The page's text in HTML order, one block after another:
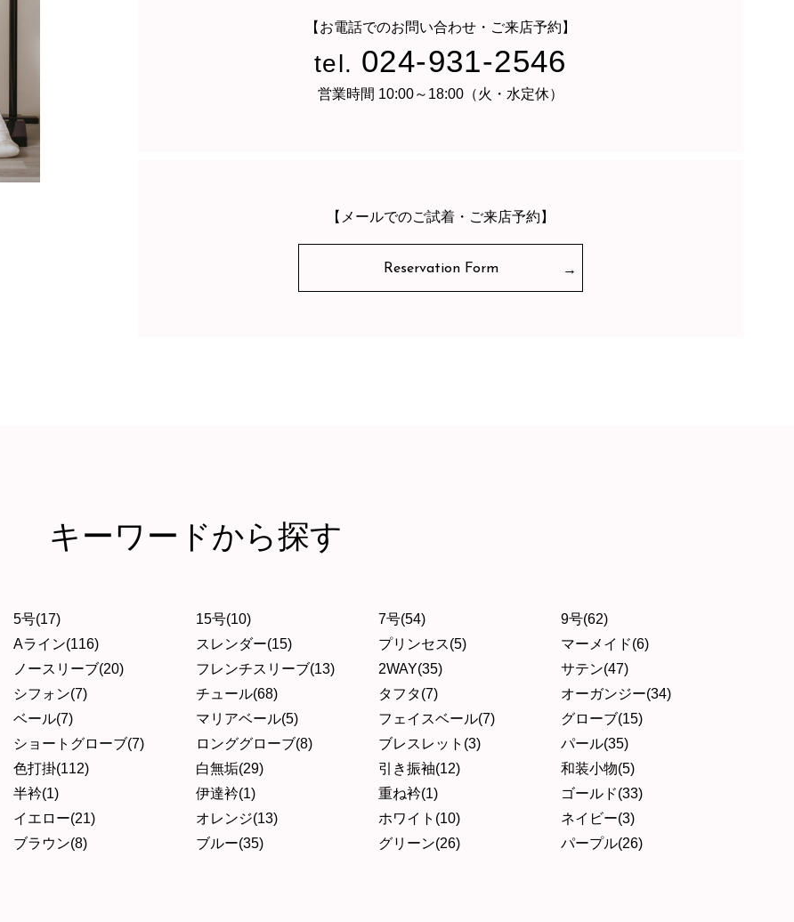
【お電話でのお問い合わせ・ご来店予約】
tel. 024-931-2546
営業時間 10:00～18:00（火・水定休）
【メールでのご試着・ご来店予約】
Reservation Form
キーワードから探す
5号(17) 15号(10) 7号(54)
9号(62)
Aライン(116) スレンダー(15) プリンセス(5)
マーメイド(6)
ノースリーブ(20) フレンチスリーブ(13) 2WAY(35)
サテン(47)
シフォン(7) チュール(68) タフタ(7)
オーガンジー(34)
ベール(7) マリアベール(5) フェイスベール(7)
グローブ(15)
ショートグローブ(7) ロンググローブ(8) ブレスレット(3)
パール(35)
色打掛(112) 白無垢(29) 引き振袖(12)
和装小物(5)
半衿(1) 伊達衿(1) 重ね衿(1)
ゴールド(33)
イエロー(21) オレンジ(13) ホワイト(10)
ネイビー(3)
ブラウン(8) ブルー(35) グリーン(26) パープル(26)